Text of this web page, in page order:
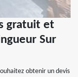
gratuit et
Sur
obtenir un devis